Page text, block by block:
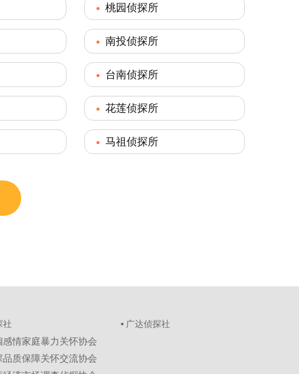
桃园侦探所
南投侦探所
台南侦探所
花莲侦探所
马祖侦探所
社 ▪ 广达侦探社
感情家庭暴力关怀协会
品质保障关怀交流协会